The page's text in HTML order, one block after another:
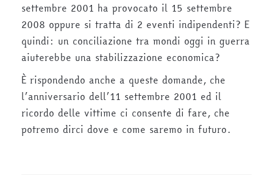
settembre 2001 ha provocato il 15 settembre
2008 oppure si tratta di 2 eventi indipendenti? E
quindi: un conciliazione tra mondi oggi in guerra
aiuterebbe una stabilizzazione economica?
È rispondendo anche a queste domande, che
l’anniversario dell’11 settembre 2001 ed il
ricordo delle vittime ci consente di fare, che
potremo dirci dove e come saremo in futuro.